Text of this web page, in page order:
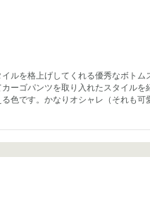
ルを格上げしてくれる優秀なボト
ーゴパンツを取り入れたスタイル
色です。かなりオシャレ（それも